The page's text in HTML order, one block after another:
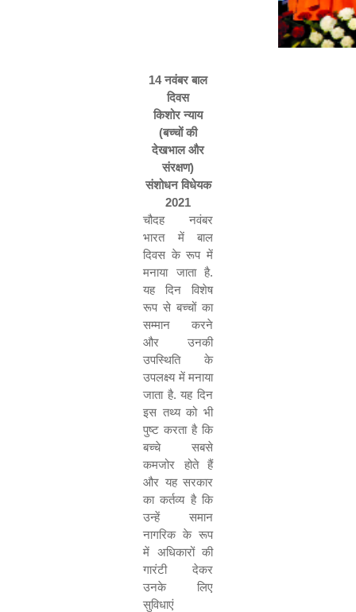
14नवंबर बाल
दिवस
किशोर न्याय
(बच्चों की
देखभाल और
संरक्षण)
संशोधन विधेयक
2021
चौदह नवंबर
भारत में बाल
दिवस के रूप में
मनाया जाता है.
यह दिन विशेष
रूप से बच्चों का
सम्मान करने
और उनकी
उपस्थिति के
उपलक्ष्य में मनाया
जाता है.यह दिन
इस तथ्य को भी
पुष्ट करता है कि
बच्चे सबसे
कमजोर होते हैं
और यह सरकार
का कर्तव्य है कि
उन्हें समान
नागरिक के रूप
में अधिकारों की
गारंटी देकर
उनके लिए
सुविधाएं